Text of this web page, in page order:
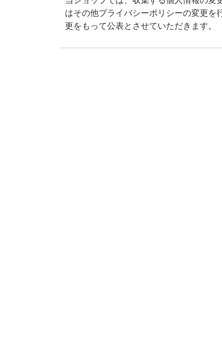
はその他プライバシーポリシーの変更を
更をもって公表とさせていただきます。